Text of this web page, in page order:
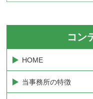
コン
HOME
当事務所の特徴